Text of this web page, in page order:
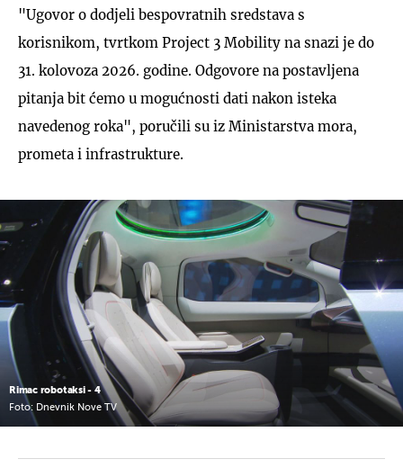
"Ugovor o dodjeli bespovratnih sredstava s
korisnikom, tvrtkom Project 3 Mobility na snazi je do
31. kolovoza 2026. godine. Odgovore na postavljena
pitanja bit ćemo u mogućnosti dati nakon isteka
navedenog roka", poručili su iz Ministarstva mora,
prometa i infrastrukture.
Rimac robotaksi - 4
Foto: Dnevnik Nove TV